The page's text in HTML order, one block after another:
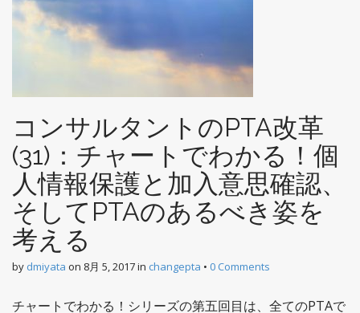
コンサルタントのPTA改革
(31)：チャートでわかる！個
人情報保護と加入意思確認、
そしてPTAのあるべき姿を
考える
by dmiyata on 8月 5, 2017in changepta • 0 Comments
チャートでわかる！シリーズの第五回目は、全てのPTAで